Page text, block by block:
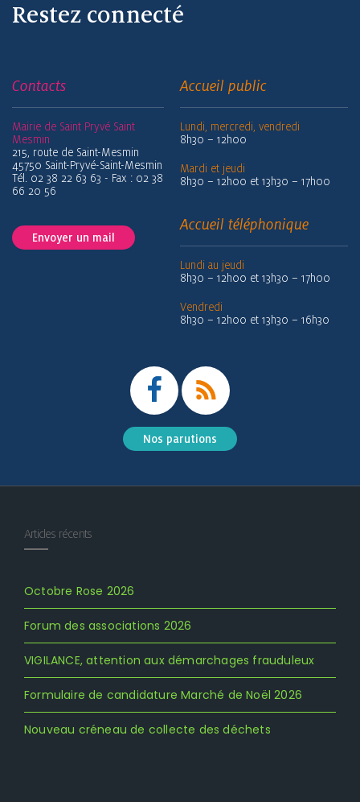
Restez connecté
Contacts
Mairie de Saint Pryvé Saint
Mesmin
215, route de Saint-Mesmin
45750 Saint-Pryvé-Saint-Mesmin
Tél. 02 38 22 63 63 - Fax : 02 38
66 20 56
Envoyer un mail
Accueil public
Lundi, mercredi, vendredi
8h30 – 12h00
Mardi et jeudi
8h30 – 12h00 et 13h30 – 17h00
Accueil téléphonique
Lundi au jeudi
8h30 – 12h00 et 13h30 – 17h00
Vendredi
8h30 – 12h00 et 13h30 – 16h30
Nos parutions
Articles récents
Octobre Rose 2026
Forum des associations 2026
VIGILANCE, attention aux démarchages frauduleux
Formulaire de candidature Marché de Noël 2026
Nouveau créneau de collecte des déchets